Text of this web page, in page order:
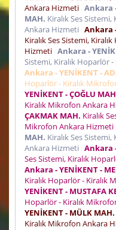
Ankara Hizmeti Ankara
MAH. Kiralık Ses
Ankara Hizmeti Ankara
Kiralık Ses Sistemi,
Hizmeti Ankara -
Sistemi, Kiralık Hoparlör
Ankara - YENİKENT -
Hoparlör - Kiralık
YENİKENT - ÇOĞLU
Kiralık Mikrofon Ankara
ÇAKMAK MAH. Kiralık
Mikrofon Ankara Hizmeti
MAH. Kiralık Ses
Ankara Hizmeti Ankara
Ses Sistemi, Kiralık
Ankara - YENİKENT -
Kiralık Hoparlör - Kiralık
YENİKENT - MUSTAFA
Hoparlör - Kiralık
YENİKENT - MÜLK MAH.
Kiralık Mikrofon Ankara